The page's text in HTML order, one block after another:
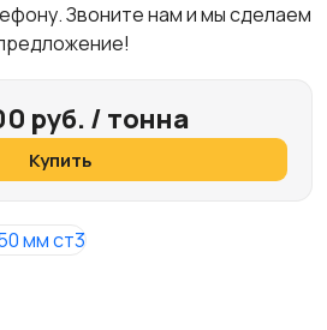
Звоните нам и мы сделаем
руб. / тонна
Купить